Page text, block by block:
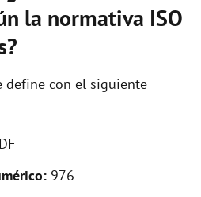
la normativa ISO
define con el siguiente
976